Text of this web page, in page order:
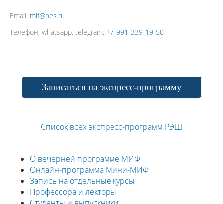
Email: mif@nes.ru
Телефон, whatsapp, telegram: +7-991-339-19-50
Записаться на экспресс-программу
Список всех экспресс-программ РЭШ
О вечерней программе МИФ
Онлайн-программа Мини-МИФ
Запись на отдельные курсы
Профессора и лекторы